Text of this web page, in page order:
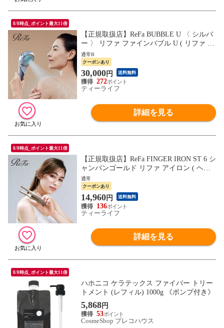
8/8時点_ポイント最大11倍
【正規取扱店】ReFa BUBBLE U 〈 シルバ
ー 〉 リファ ファインバブル U ( リファ シ
ャワーヘッド 交換 ウルトラファインバブ
ル マイクロバブル うるおい シルキーバス
お風呂 入浴 RS-BH-15A 女性 贈り物 ギフ
ト プレゼント 誕生日 バレンタイン 人気
正規品 送料無料
通常B
クーポンあり
30,000円 送料無料
272
ティーライフ
詳細を見る
8/8時点_ポイント最大11倍
【正規取扱店】ReFa FINGER IRON ST 6 シ
ャンパンゴールド リファ アイロン ( ヘア
アイロン ミニ リファフィンガーアイロン
ST 6 ストレートアイロン 充電式 RE-BL-04
A 女性 贈り物 ギフト プレゼント 誕生日
人気 正規品 送料無料 )
通常
クーポンあり
14,960円 送料無料
136
ティーライフ
詳細を見る
8/8時点_ポイント最大11倍
ハホニコ ケラテックス ファイバー トリー
トメント (レフィル) 1000g 《ポンプ付き》
5,868円
53
CosmeShop プレコハウス